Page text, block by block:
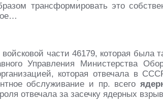
трансформировать это
части 46179, которая была
Управления Министерства
которая отвечала в
обслуживание и пр. всего
отвечала за засечку ядерных